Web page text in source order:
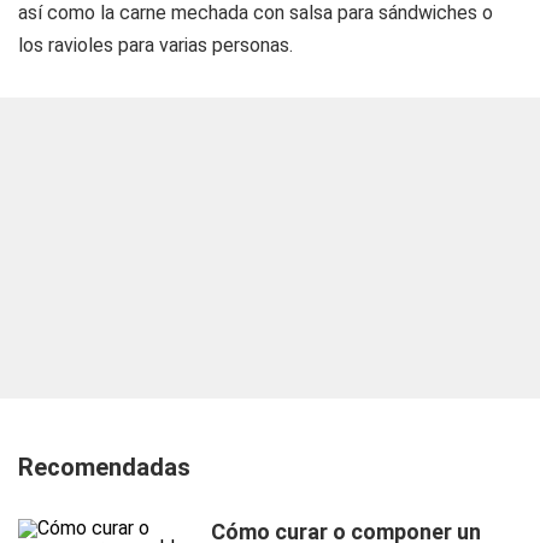
así como la carne mechada con salsa para sándwiches o
los ravioles para varias personas.
Recomendadas
Cómo curar o componer un